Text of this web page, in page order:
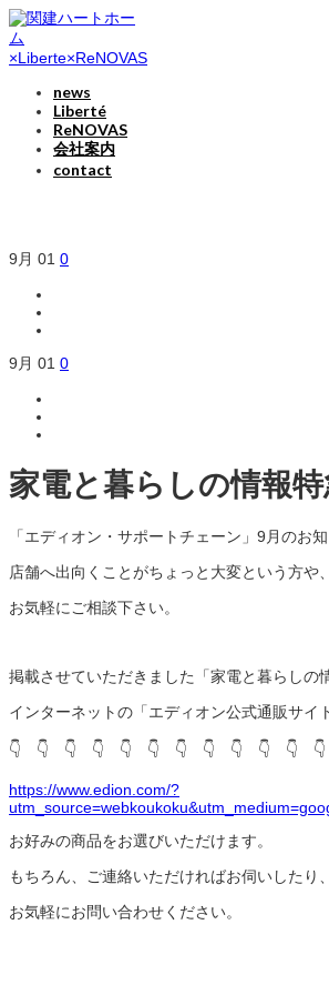
news
Liberté
ReNOVAS
会社案内
contact
9月 01 0
9月 01 0
家電と暮らしの情報
「エディオン・サポートチェーン」9月のお知
店舗へ出向くことがちょっと大変という方や
お気軽にご相談下さい。
掲載させていただきました「家電と暮らしの
インターネットの「エディオン公式通販サイ
👇 👇 👇 👇 👇 👇 👇 👇 👇 👇 👇
https://www.edion.com/?
お好みの商品をお選びいただけます。
もちろん、ご連絡いただければお伺いしたり
お気軽にお問い合わせください。